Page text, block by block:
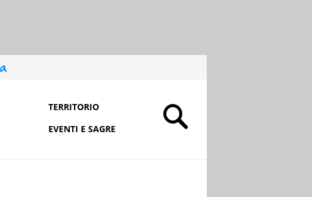
TERRITORIO
EVENTI E SAGRE